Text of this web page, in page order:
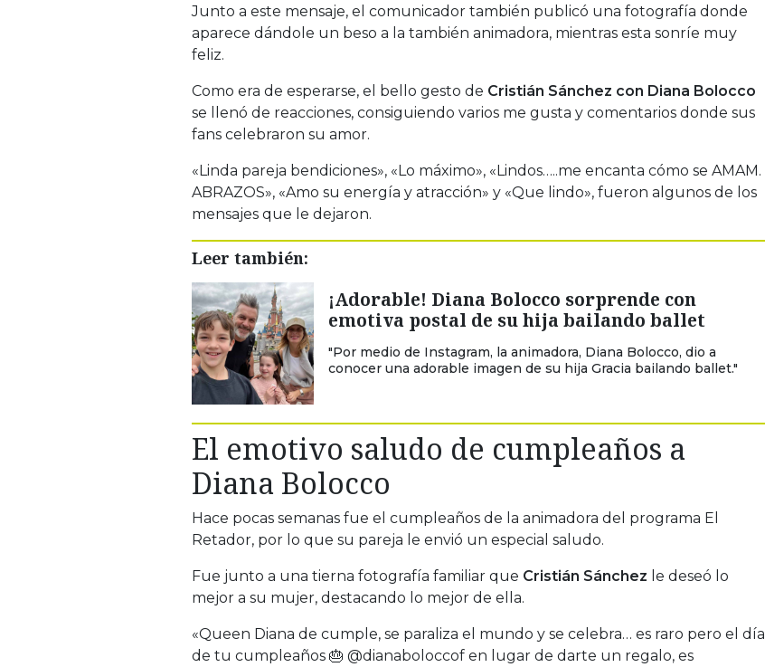
Junto a este mensaje, el comunicador también publicó una fotografía donde
aparece dándole un beso a la también animadora, mientras esta sonríe muy
feliz.
Como era de esperarse, el bello gesto de Cristián Sánchez con Diana Bolocco
se llenó de reacciones, consiguiendo varios me gusta y comentarios donde sus
fans celebraron su amor.
«Linda pareja bendiciones», «Lo máximo», «Lindos…..me encanta cómo se AMAM.
ABRAZOS», «Amo su energía y atracción» y «Que lindo», fueron algunos de los
mensajes que le dejaron.
Leer también:
¡Adorable! Diana Bolocco sorprende con
emotiva postal de su hija bailando ballet
"Por medio de Instagram, la animadora, Diana Bolocco, dio a
conocer una adorable imagen de su hija Gracia bailando ballet."
El emotivo saludo de cumpleaños a
Diana Bolocco
Hace pocas semanas fue el cumpleaños de la animadora del programa El
Retador, por lo que su pareja le envió un especial saludo.
Fue junto a una tierna fotografía familiar que Cristián Sánchez le deseó lo
mejor a su mujer, destacando lo mejor de ella.
«Queen Diana de cumple, se paraliza el mundo y se celebra… es raro pero el día
de tu cumpleaños 🎂 @dianaboloccof en lugar de darte un regalo, es